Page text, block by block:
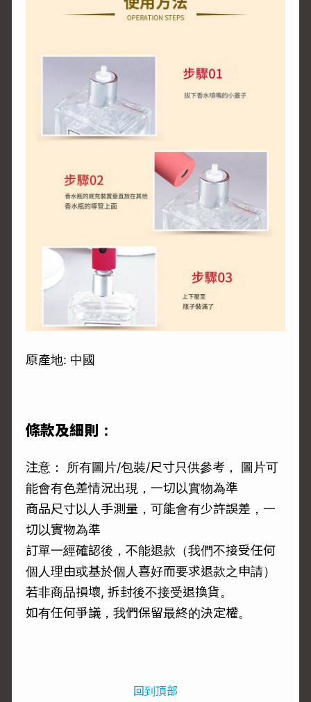
原產地: 中國
條款及細則：
注意： 所有圖片/包裝/尺寸只供參考， 圖片可
能會有色差情況出現，一切以實物為準
商品尺寸以人手測量，可能會有少許誤差，一
切以實物為準
訂單一經確認後，不能退款（我們不接受任何
個人理由或基於個人喜好而要求退款之申請）
若非商品損壞, 拆封後不接受退換貨。
如有任何爭議，我們保留最終的決定權。
回到頂部